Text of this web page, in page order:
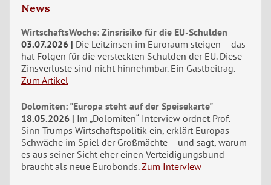
News
WirtschaftsWoche: Zinsrisiko für die EU-Schulden
03.07.2026
Die Leitzinsen im Euroraum steigen – das
hat Folgen für die versteckten Schulden der EU. Diese
Zinsverluste sind nicht hinnehmbar. Ein Gastbeitrag.
Zum Artikel
Dolomiten: "Europa steht auf der Speisekarte"
18.05.2026
Im „Dolomiten“-Interview ordnet Prof.
Sinn Trumps Wirtschaftspolitik ein, erklärt Europas
Schwäche im Spiel der Großmächte – und sagt, warum
es aus seiner Sicht eher einen Verteidigungsbund
braucht als neue Eurobonds. Zum Interview